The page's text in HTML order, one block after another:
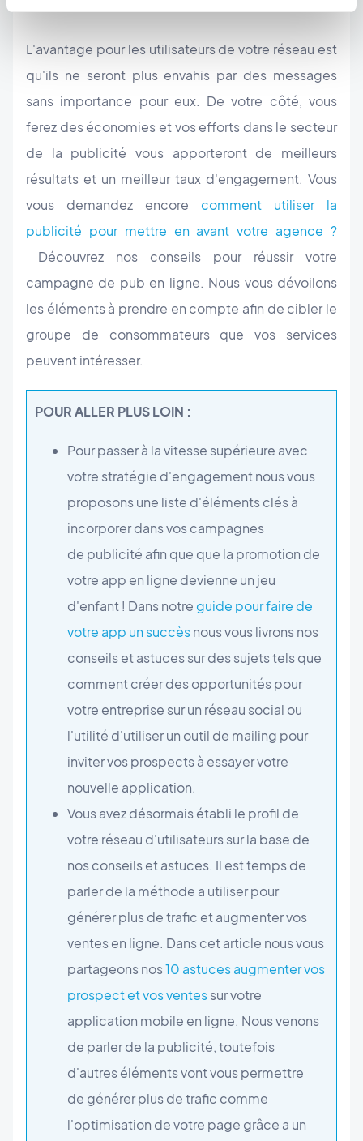
L'avantage pour les utilisateurs de votre réseau est
qu'ils ne seront plus envahis par des messages
sans importance pour eux. De votre côté, vous
ferez des économies et vos efforts dans le secteur
de la publicité vous apporteront de meilleurs
résultats et un meilleur taux d'engagement. Vous
vous demandez encore comment utiliser la
publicité pour mettre en avant votre agence ?
Découvrez nos conseils pour réussir votre
campagne de pub en ligne. Nous vous dévoilons
les éléments à prendre en compte afin de cibler le
groupe de consommateurs que vos services
peuvent intéresser.
POUR ALLER PLUS LOIN :
Pour passerà la vitesse supérieure avec
votre stratégie d'engagement nous vous
proposons une liste d'éléments clés à
incorporer dans vos campagnes
de publicité afin que que la promotion de
votre app en ligne devienne un jeu
d'enfant ! Dans notre guide pour faire de
votre app un succèsnous vous livrons nos
conseils et astuces sur des sujets tels que
comment créer des opportunités pour
votre entreprise sur un réseau social ou
l'utilité d'utiliser un outil de mailing pour
inviter vos prospects à essayer votre
nouvelle application.
Vous avez désormais établi le profil de
votre réseau d'utilisateurs sur la base de
nos conseils et astuces. Il est temps de
parler de la méthode a utiliser pour
générer plus de trafic et augmenter vos
ventes en ligne. Dans cet article nous vous
partageons nos10 astuces augmenter vos
prospect et vos ventessur votre
application mobile en ligne. Nous venons
de parler de la publicité, toutefois
d'autres éléments vont vous permettre
de générer plus de trafic comme
l'optimisation de votre page grâce a un